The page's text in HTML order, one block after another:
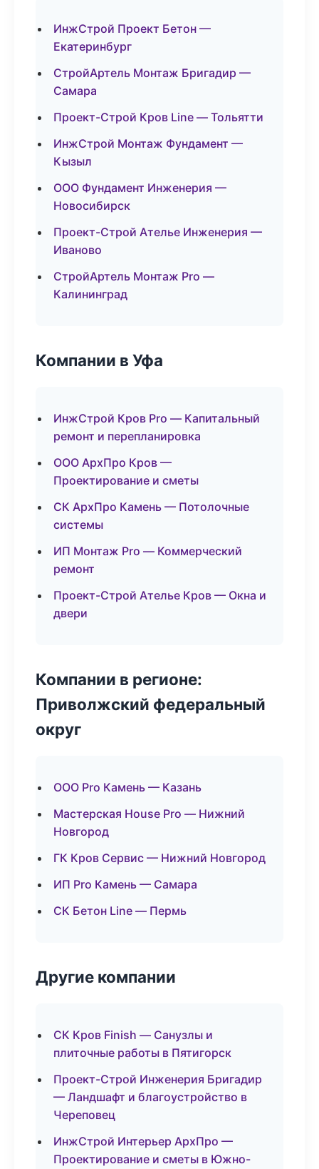
ИнжСтрой Проект Бетон —
Екатеринбург
СтройАртель Монтаж Бригадир —
Самара
Проект-Строй Кров Line — Тольятти
ИнжСтрой Монтаж Фундамент —
Кызыл
ООО Фундамент Инженерия —
Новосибирск
Проект-Строй Ателье Инженерия —
Иваново
СтройАртель Монтаж Pro —
Калининград
Компании в Уфа
ИнжСтрой Кров Pro — Капитальный
ремонт и перепланировка
ООО АрхПро Кров —
Проектирование и сметы
СК АрхПро Камень — Потолочные
системы
ИП Монтаж Pro — Коммерческий
ремонт
Проект-Строй Ателье Кров — Окна и
двери
Компании в регионе:
Приволжский федеральный
округ
ООО Pro Камень — Казань
Мастерская House Pro — Нижний
Новгород
ГК Кров Сервис — Нижний Новгород
ИП Pro Камень — Самара
СК Бетон Line — Пермь
Другие компании
СК Кров Finish — Санузлы и
плиточные работы в Пятигорск
Проект-Строй Инженерия Бригадир
— Ландшафт и благоустройство в
Череповец
ИнжСтрой Интерьер АрхПро —
Проектирование и сметы в Южно-